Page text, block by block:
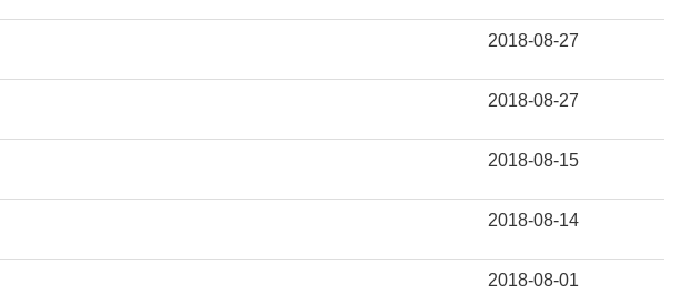
2018-08-27
2018-08-27
2018-08-15
2018-08-14
2018-08-01